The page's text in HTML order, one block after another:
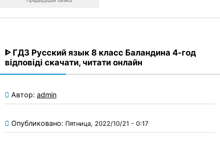
ᐈ ГДЗ Русский язык 8 класс Баландина 4-год
відповіді скачати, читати онлайн
Автор: admin
Опубликовано: Пятница, 2022/10/21 - 0:17